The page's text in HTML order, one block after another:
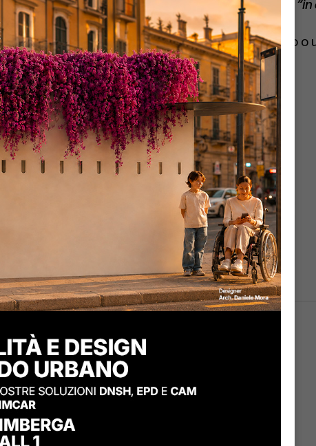
MEPA"
cercando il codice DIMCAR402
Se desideri un preventivo personalizzato o
contattaci oggi stesso!
Materiali